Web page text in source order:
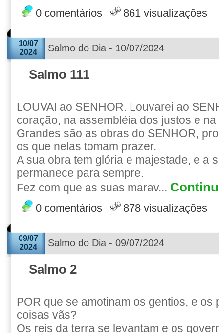
0 comentários 861 visualizações
10/07
2024
Salmo do Dia - 10/07/2024
Salmo 111
LOUVAI ao SENHOR. Louvarei ao
coração, na assembléia dos justos e
Grandes são as obras do SENHOR,
os que nelas tomam prazer.
A sua obra tem glória e majestade, e a
permanece para sempre.
Fez com que as suas marav...
0 comentários 878 visualizações
09/07
2024
Salmo do Dia - 09/07/2024
Salmo 2
POR que se amotinam os gentios, e os
coisas vãs?
Os reis da terra se levantam e os